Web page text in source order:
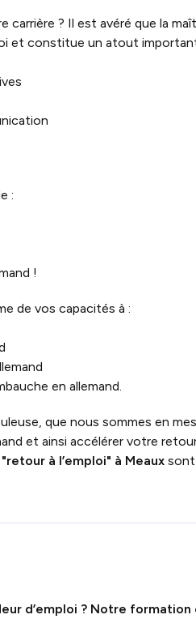
carrière ? Il est avéré que la
et constitue un atout
:
!
de vos capacités à :
en allemand.
que nous sommes en
et ainsi accélérer votre
à l’emploi" à Meaux sont
d’emploi ? Notre formation